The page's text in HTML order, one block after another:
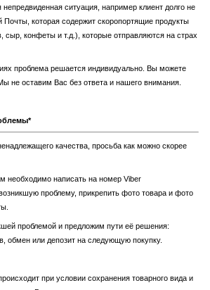
ситуация, например клиент долго не
Почты, которая содержит скоропортящие продукты
сыр, конфеты и т.д.), которые отправляются на страх
проблема решается индивидуально. Вы можете
не оставим Вас без ответа и нашего внимания.
качества, просьба как можно скорее
необходимо написать на номер Viber
проблему, прикрепить фото товара и фото
проблемой и предложим пути её решения:
обмен или депозит на следующую покупку.
при условии сохранения товарного вида и